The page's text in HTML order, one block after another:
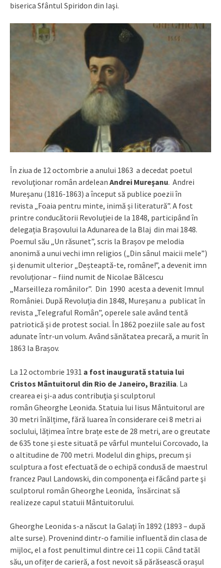
biserica Sfântul Spiridon din Iaşi.
În ziua de 12 octombrie a anului 1863 a decedat poetul
revoluţionar român ardelean Andrei Mureşanu. Andrei
Mureşanu (1816-1863) a început să publice poezii în
revista „Foaia pentru minte, inimă și literatură”. A fost
printre conducătorii Revoluţiei de la 1848, participând în
delegația Brașovului la Adunarea de la Blaj din mai 1848.
Poemul său „Un răsunet”, scris la Brașov pe melodia
anonimă a unui vechi imn religios („Din sânul maicii mele”)
și denumit ulterior „Deșteaptă-te, române!”, a devenit imn
revoluționar – fiind numit de Nicolae Bălcescu
„Marseilleza românilor”. Din 1990 acesta a devenit Imnul
României. După Revoluția din 1848, Mureșanu a publicat în
revista „Telegraful Român”, operele sale având tentă
patriotică și de protest social. În 1862 poeziile sale au fost
adunate într-un volum. Având sănătatea precară, a murit în
1863 la Brașov.
La 12 octombrie 1931 a fost inaugurată statuia lui
Cristos Mântuitorul din Rio de Janeiro, Brazilia. La
crearea ei şi-a adus contribuţia şi sculptorul
român Gheorghe Leonida. Statuia lui Iisus Mântuitorul are
30 metri înălțime, fără luarea în considerare cei 8 metri ai
soclului, lățimea între brațe este de 28 metri, are o greutate
de 635 tone și este situată pe vârful muntelui Corcovado, la
o altitudine de 700 metri. Modelul din ghips, precum și
sculptura a fost efectuată de o echipă condusă de maestrul
francez Paul Landowski, din componenţa ei făcând parte şi
sculptorul român Gheorghe Leonida, însărcinat să
realizeze capul statuii Mântuitorului.
Gheorghe Leonida s-a născut la Galaţi în 1892 (1893 – după
alte surse). Provenind dintr-o familie influentă din clasa de
mijloc, el a fost penultimul dintre cei 11 copii. Când tatăl
său, un ofițer de carieră, a fost nevoit să părăsească orașul